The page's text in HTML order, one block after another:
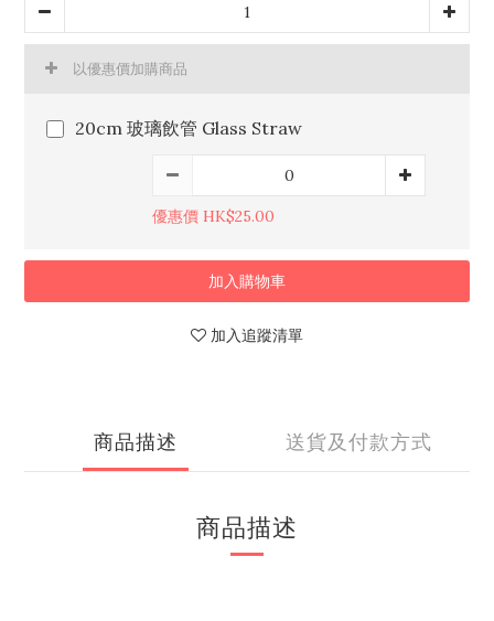
以優惠價加購商品
20cm 玻璃飲管 Glass Straw
優惠價 HK$25.00
加入購物車
加入追蹤清單
商品描述 送貨及付款方式
商品描述